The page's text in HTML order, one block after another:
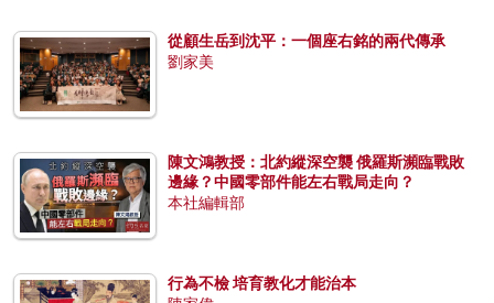
從顧生岳到沈平：一個座右銘的兩代傳承
劉家美
陳文鴻教授：北約縱深空襲 俄羅斯瀕臨戰敗
邊緣？中國零部件能左右戰局走向？
本社編輯部
行為不檢 培育教化才能治本